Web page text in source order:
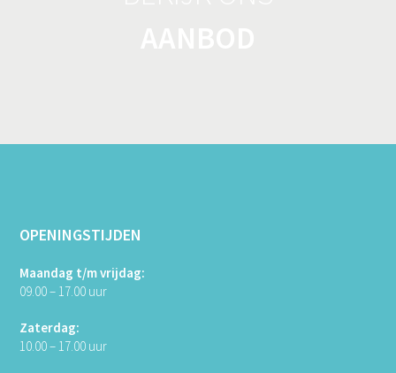
OPENINGSTIJDEN
Maandag t/m vrijdag:
09.00 – 17.00 uur
Zaterdag:
10.00 – 17.00 uur